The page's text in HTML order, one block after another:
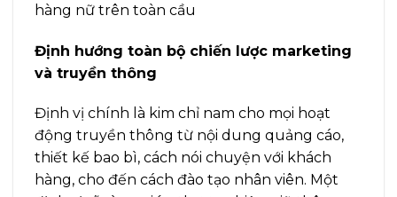
hàng nữ trên toàn cầu
Định hướng toàn bộ chiến lược marketing
và truyền thông
Định vị chính là kim chỉ nam cho mọi hoạt
động truyền thông từ nội dung quảng cáo,
thiết kế bao bì, cách nói chuyện với khách
hàng, cho đến cách đào tạo nhân viên. Một